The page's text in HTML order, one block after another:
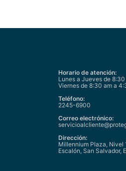
Horario de atención:
Lunes a Jueves de
Viernes de 8:30 am a
Teléfono:
2245-6900
Correo electrónico:
Dirección:
Millennium Plaza, Nivel
Escalón, San Salvador,